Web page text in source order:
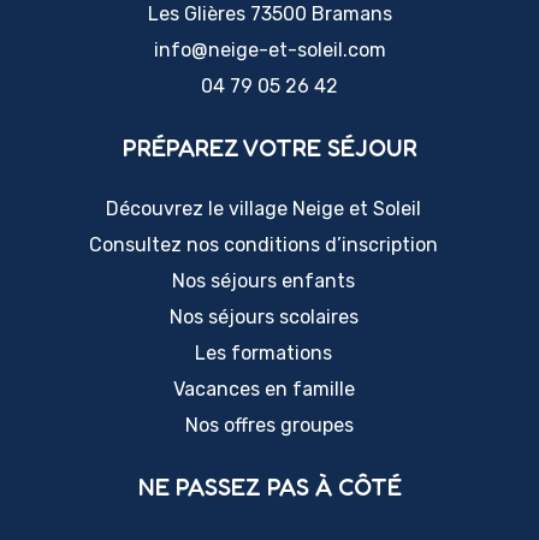
Les Glières 73500 Bramans
info@neige-et-soleil.com
04 79 05 26 42
PRÉPAREZ VOTRE SÉJOUR
Découvrez le village Neige et Soleil
Consultez nos conditions d’inscription
Nos séjours enfants
Nos séjours scolaires
Les formations
Vacances en famille
Nos offres groupes
NE PASSEZ PAS À CÔTÉ